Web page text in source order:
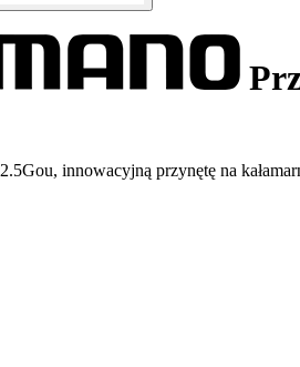
innowacyjną przynętę na